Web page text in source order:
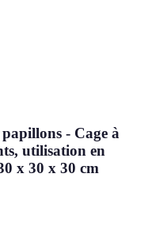
- Cage à
utilisation en
x 30 x 30 cm